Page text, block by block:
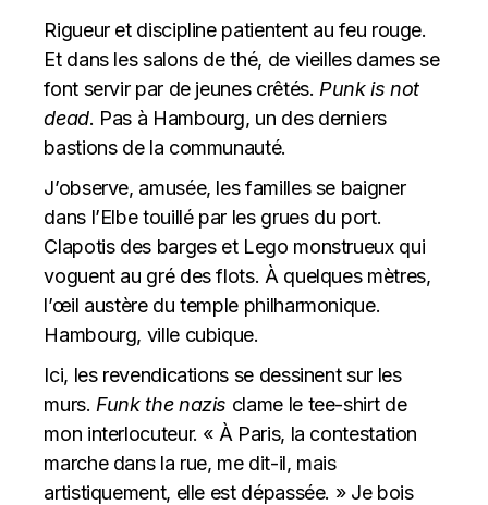
Rigueur et discipline patientent au feu rouge.
Et dans les salons de thé, de vieilles dames se
font servir par de jeunes crêtés. Punk is not
dead. Pas à Hambourg, un des derniers
bastions de la communauté.
J’observe, amusée, les familles se baigner
dans l’Elbe touillé par les grues du port.
Clapotis des barges et Lego monstrueux qui
voguent au gré des flots. À quelques mètres,
l’œil austère du temple philharmonique.
Hambourg, ville cubique.
Ici, les revendications se dessinent sur les
murs. Funk the nazis clame le tee-shirt de
mon interlocuteur. « À Paris, la contestation
marche dans la rue, me dit-il, mais
artistiquement, elle est dépassée. » Je bois